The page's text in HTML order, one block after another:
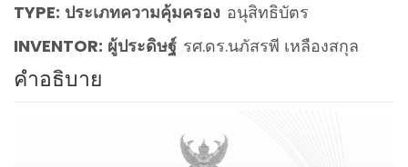
TYPE: ประเภทความคุ้มครอง อนุสิทธิบัตร
INVENTOR: ผู้ประดิษฐ์ รศ.ดร.นภัสรพี เหลืองสกุล
คำอธิบาย